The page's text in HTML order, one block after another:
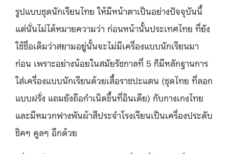
รูปแบบชุดนักเรียนไทย ให้มีหน้าตาเป็นอย่างปัจจุบันนี้
แต่นั่นไม่ได้หมายความว่า ก่อนหน้านั้นประเทศไทย ที่ยัง
ใช้ชื่อเดิมว่าสยามอยู่นั้นจะไม่มีเครื่องแบบนักเรียนมา
ก่อน เพราะอย่างน้อยในสมัยรัชกาลที่ 5 ก็มีหลักฐานการ
ใส่เครื่องแบบนักเรียนด้วยเสื้อราชปะแตน (ชุดไทย ที่ลอก
แบบฝรั่ง แถมยังถือกำเนิดขึ้นที่อินเดีย) กับกางเกงไทย
และมีหมวกฟางพันผ้าสีประจำโรงเรียนเป็นเครื่องประดับ
ชิคๆ คูลๆ อีกด้วย